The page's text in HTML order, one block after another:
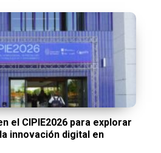
el CIPIE2026 para explorar
innovación digital en